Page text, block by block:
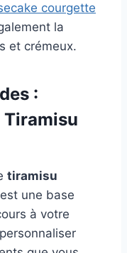
courgette
la
et crémeux.
:
Tiramisu
tiramisu
est une base
à votre